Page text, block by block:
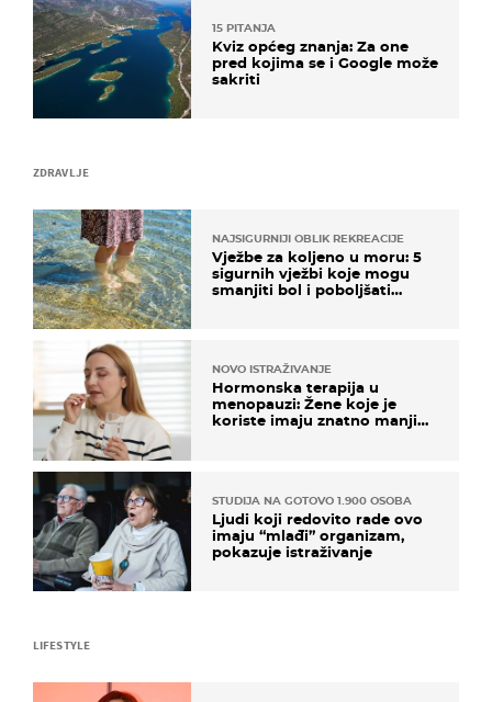
ZDRAVLJE
NAJSIGURNIJI OBLIK REKREACIJE
Vježbe za koljeno u moru: 5
sigurnih vježbi koje mogu
smanjiti bol i poboljšati
NOVO ISTRAŽIVANJE
Hormonska terapija u
menopauzi: Žene koje je
koriste imaju znatno manji
STUDIJA NA GOTOVO 1.900 OSOBA
Ljudi koji redovito rade ovo
imaju “mlađi” organizam,
pokazuje istraživanje
15 PITANJA
Kviz općeg znanja: Za one
pred kojima se i Google može
sakriti
LIFESTYLE